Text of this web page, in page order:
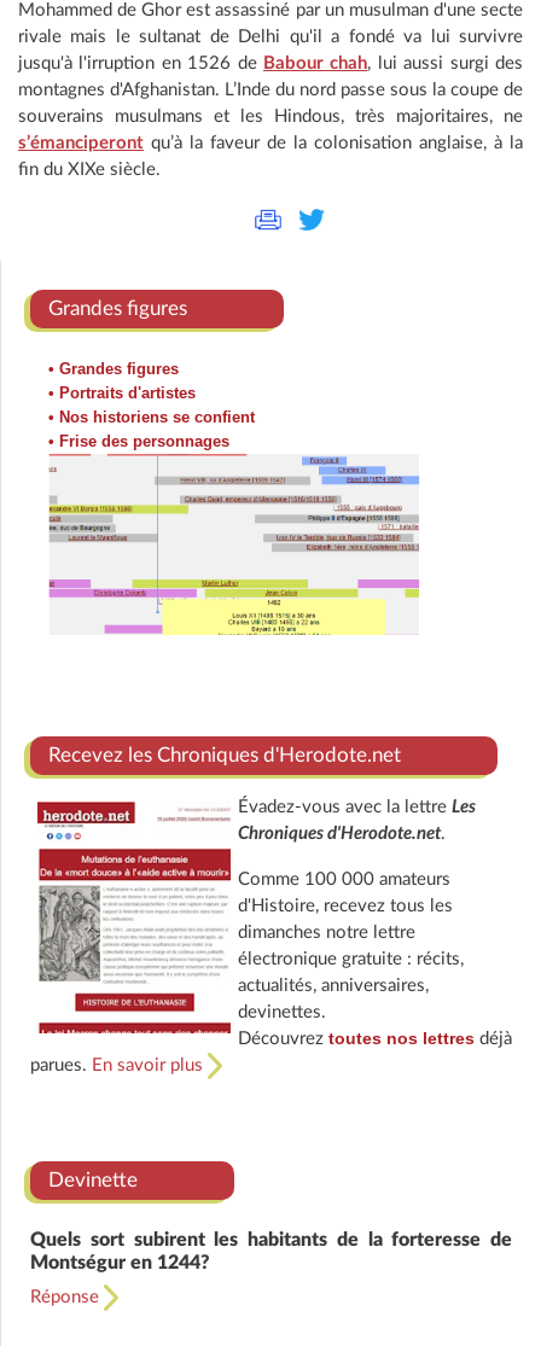
Mohammed de Ghor est assassiné par un musulman d'une secte
rivale mais le sultanat de Delhi qu'il a fondé va lui survivre
jusqu'à l'irruption en 1526 de Babour chah, lui aussi surgi des
montagnes d'Afghanistan. L’Inde du nord passe sous la coupe de
souverains musulmans et les Hindous, très majoritaires, ne
s’émanciperont qu’à la faveur de la colonisation anglaise, à la
fin du XIXe siècle.
Grandes figures
• Grandes figures
• Portraits d'artistes
• Nos historiens se confient
• Frise des personnages
Recevez les Chroniques d'Herodote.net
Évadez-vous avec la lettre Les
Chroniques d'Herodote.net.
Comme 100 000 amateurs
d'Histoire, recevez tous les
dimanches notre lettre
électronique gratuite : récits,
actualités, anniversaires,
devinettes.
Découvrez toutes nos lettresdéjà
parues. En savoir plus
Devinette
Quels sort subirent les habitants de la forteresse de
Montségur en 1244?
Réponse